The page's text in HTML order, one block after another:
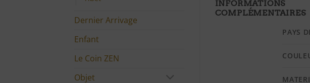
Dernier Arrivage
Enfant
Le Coin ZEN
Objet
INFORMATIONS
COMPLÉMENTAIRES
PAYS